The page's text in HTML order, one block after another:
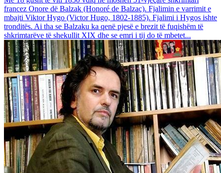
francez Onore dë Balzak (Honoré de Balzac). Fjalimin e varrimit e
mbajti Viktor Hygo (Victor Hugo, 1802-1885). Fjalimi i Hygos ishte
tronditës. Ai tha se Balzaku ka qenë pjesë e brezit të fuqishëm të
shkrimtarëve të shekullit XIX dhe se emri i tij do të mbetet...